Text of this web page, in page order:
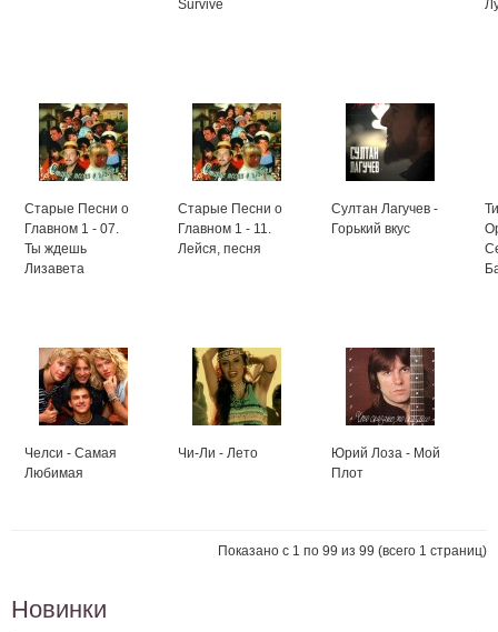
Survive
Старые Песни о
Главном 1 - 07.
Ты ждешь
Лизавета
Старые Песни о
Главном 1 - 11.
Лейся, песня
Султан Лагучев -
Горький вкус
Челси - Самая
Любимая
Чи-Ли - Лето
Юрий Лоза - Мой
Плот
Показано с 1 по 99 из 99 (всего 1 страниц)
Новинки